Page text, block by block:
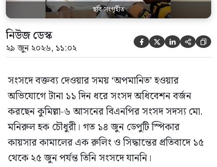
ছবি সংগৃহীত
নিউজ ডেস্ক
২৯ জুন ২০২৬, ১১:০২     
সংসদে বক্তব্য দেওয়ার সময় ‘অপমানিত’ হওয়ার
অভিযোগে টানা ১১ দিন ধরে সংসদ অধিবেশন বর্জন
করছেন কুমিল্লা-৬ আসনের বিএনপির সংসদ সদস্য মো.
মনিরুল হক চৌধুরী। গত ১৪ জুন ডেপুটি স্পিকার
কায়সার কামালের এক রুলিং ও সিদ্ধান্তের প্রতিবাদে ১৫
থেকে ২৫ জুন পর্যন্ত তিনি সংসদে যাননি।